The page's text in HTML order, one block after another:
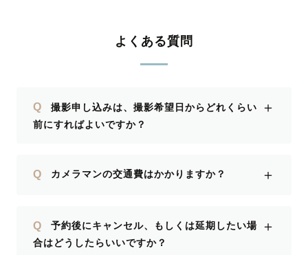
よくある質問
Q
撮影申し込みは、撮影希望日からどれくらい
前にすればよいですか？
＋
Q カメラマンの交通費はかかりますか？ ＋
Q
予約後にキャンセル、もしくは延期したい場
合はどうしたらいいですか？
＋